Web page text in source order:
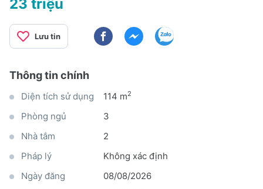
23 triệu
Lưu tin
Thông tin chính
Diện tích sử dụng 114 m2
Phòng ngủ
3
Nhà tắm
2
Pháp lý
Không xác định
Ngày đăng
08/08/2026